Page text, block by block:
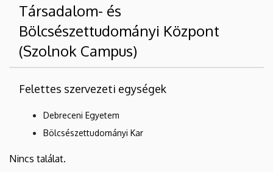
Társadalom- és
Bölcsészettudományi Központ
(Szolnok Campus)
Felettes szervezeti egységek
Debreceni Egyetem
Bölcsészettudományi Kar
Nincs találat.